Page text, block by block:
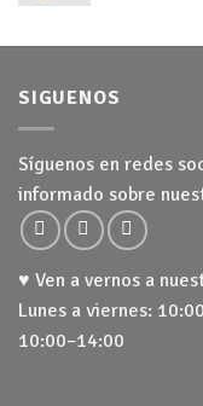
SIGUENOS
Síguenos en redes
informado sobre
♥ Ven a vernos a
Lunes a viernes:
10:00–14:00